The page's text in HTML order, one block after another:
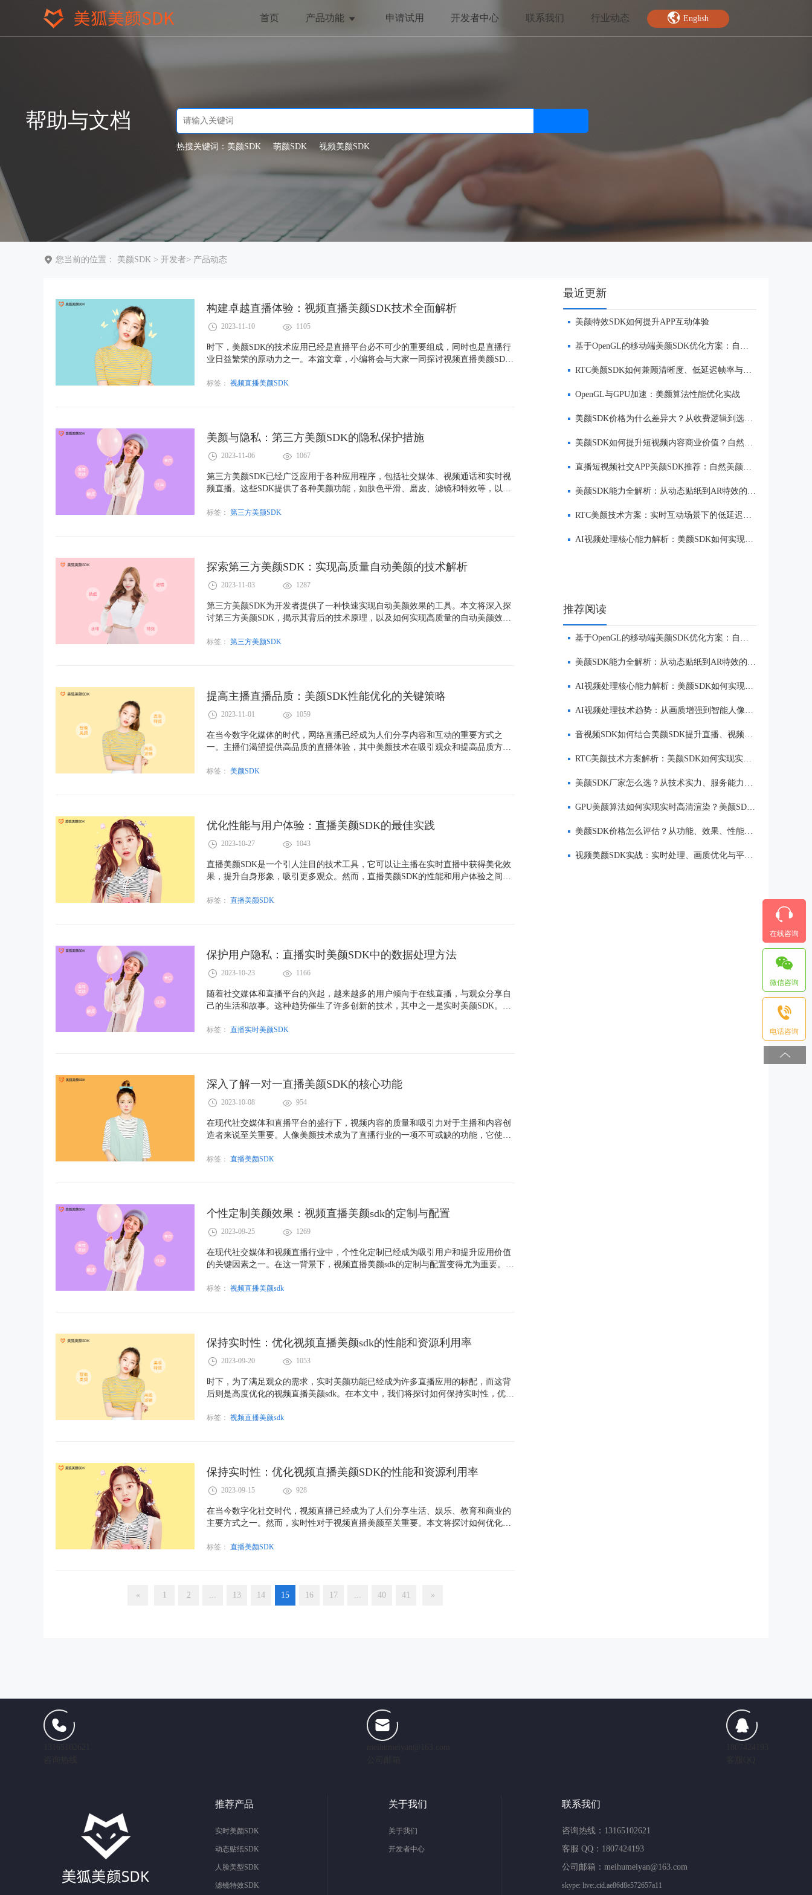
首页 产品功能
人脸美型
滤镜特效
哈哈镜
人脸关键点
AI人像分割
申请试用 开发者中心 联系我们 行业动态 English
帮助与文档
热搜关键词： 美颜SDK 萌颜SDK 视频美颜SDK
您当前的位置： 美颜SDK > 开发者> 产品动态
构建卓越直播体验：视频直播美颜SDK技术全面解析
2023-11-10 1105
时下，美颜SDK的技术应用已经是直播平台必不可少的重要组成，同时也是直播行
业日益繁荣的原动力之一。本篇文章，小编将会与大家一同探讨视频直播美颜SDK
标签： 视频直播美颜SDK
美颜与隐私：第三方美颜SDK的隐私保护措施
2023-11-06 1067
第三方美颜SDK已经广泛应用于各种应用程序，包括社交媒体、视频通话和实时视
频直播。这些SDK提供了各种美颜功能，如肤色平滑、磨皮、滤镜和特效等，以提
图像数据，这引发了一些隐私问题。
标签： 第三方美颜SDK
探索第三方美颜SDK：实现高质量自动美颜的技术解析
2023-11-03 1287
第三方美颜SDK为开发者提供了一种快速实现自动美颜效果的工具。本文将深入探
讨第三方美颜SDK，揭示其背后的技术原理，以及如何实现高质量的自动美颜效
标签： 第三方美颜SDK
提高主播直播品质：美颜SDK性能优化的关键策略
2023-11-01 1059
在当今数字化媒体的时代，网络直播已经成为人们分享内容和互动的重要方式之
一。主播们渴望提供高品质的直播体验，其中美颜技术在吸引观众和提高品质方面
讨论如何提高主播直播品质，重点关注美颜SDK的性能优化关键策略。
标签： 美颜SDK
优化性能与用户体验：直播美颜SDK的最佳实践
2023-10-27 1043
直播美颜SDK是一个引人注目的技术工具，它可以让主播在实时直播中获得美化效
果，提升自身形象，吸引更多观众。然而，直播美颜SDK的性能和用户体验之间存
标签： 直播美颜SDK
保护用户隐私：直播实时美颜SDK中的数据处理方法
2023-10-23 1166
随着社交媒体和直播平台的兴起，越来越多的用户倾向于在线直播，与观众分享自
己的生活和故事。这种趋势催生了许多创新的技术，其中之一是实时美颜SDK。这
中，用户的隐私数据也可能受到威胁。本文将探讨如何保护用户隐私，同时使用直
标签： 直播实时美颜SDK
深入了解一对一直播美颜SDK的核心功能
2023-10-08 954
在现代社交媒体和直播平台的盛行下，视频内容的质量和吸引力对于主播和内容创
造者来说至关重要。人像美颜技术成为了直播行业的一项不可或缺的功能，它使主
一直播美颜SDK的核心功能，以揭示这一技术的精髓。
标签： 直播美颜SDK
个性定制美颜效果：视频直播美颜sdk的定制与配置
2023-09-25 1269
在现代社交媒体和视频直播行业中，个性化定制已经成为吸引用户和提升应用价值
的关键因素之一。在这一背景下，视频直播美颜sdk的定制与配置变得尤为重要。本
和用户的需求。
标签： 视频直播美颜sdk
保持实时性：优化视频直播美颜sdk的性能和资源利用率
2023-09-20 1053
时下，为了满足观众的需求，实时美颜功能已经成为许多直播应用的标配，而这背
后则是高度优化的视频直播美颜sdk。在本文中，我们将探讨如何保持实时性，优化
标签： 视频直播美颜sdk
保持实时性：优化视频直播美颜SDK的性能和资源利用率
2023-09-15 928
在当今数字化社交时代，视频直播已经成为了人们分享生活、娱乐、教育和商业的
主要方式之一。然而，实时性对于视频直播美颜至关重要。本文将探讨如何优化视
标签： 直播美颜SDK
« 1 2 ... 13 14 15 16 17 ... 40 41 »
最近更新
美颜特效SDK如何提升APP互动体验
基于OpenGL的移动端美颜SDK优化方案：自然美颜、低延迟与多端适配
RTC美颜SDK如何兼顾清晰度、低延迟帧率与自然美颜效果
OpenGL与GPU加速：美颜算法性能优化实战
美颜SDK价格为什么差异大？从收费逻辑到选型优势一次讲清
美颜SDK如何提升短视频内容商业价值？自然美颜、实时渲染与多端适配优势解析
直播短视频社交APP美颜SDK推荐：自然美颜、低延迟与多端适配对比
美颜SDK能力全解析：从动态贴纸到AR特效的实时渲染方案
RTC美颜技术方案：实时互动场景下的低延迟美颜
AI视频处理核心能力解析：美颜SDK如何实现美颜、实时渲染与多端适配
推荐阅读
基于OpenGL的移动端美颜SDK优化方案：自然美颜、低延迟与多端适配
美颜SDK能力全解析：从动态贴纸到AR特效的实时渲染方案
AI视频处理核心能力解析：美颜SDK如何实现美颜、实时渲染与多端适配
AI视频处理技术趋势：从画质增强到智能人像优化
音视频SDK如何结合美颜SDK提升直播、视频社交与互动体验
RTC美颜技术方案解析：美颜SDK如何实现实时互动场景下的低延迟美颜
美颜SDK厂家怎么选？从技术实力、服务能力到品牌口碑全面解析
GPU美颜算法如何实现实时高清渲染？美颜SDK核心技术解析
美颜SDK价格怎么评估？从功能、效果、性能到服务全面解析
视频美颜SDK实战：实时处理、画质优化与平台适配
推荐产品
实时美颜SDK
动态贴纸SDK
人脸美型SDK
滤镜特效SDK
关于我们
关于我们
开发者中心
联系我们
咨询热线：13165102621
客服 QQ：1807424193
公司邮箱：meihumeiyan@163.com
skype: live:.cid.ae86d8e572657a11
在线咨询
微信咨询
电话咨询